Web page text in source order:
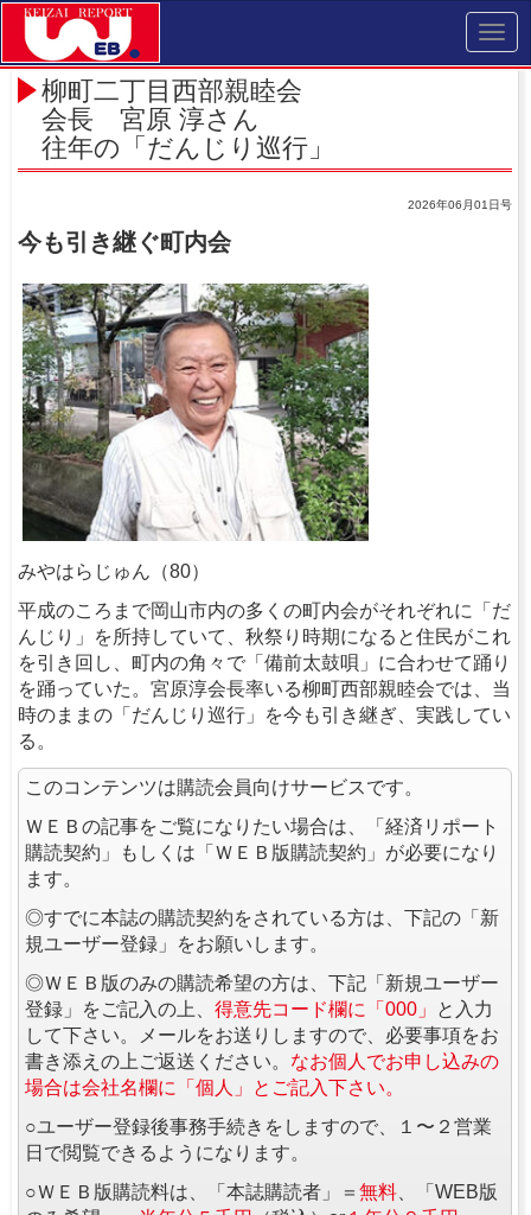
柳町二丁目西部親睦会
会長 宮原 淳さん
往年の「だんじり巡行」
2026年06月01日号
今も引き継ぐ町内会
みやはらじゅん（80）
平成のころまで岡山市内の多くの町内会がそれぞれに「だ
んじり」を所持していて、秋祭り時期になると住民がこれ
を引き回し、町内の角々で「備前太鼓唄」に合わせて踊り
を踊っていた。宮原淳会長率いる柳町西部親睦会では、当
時のままの「だんじり巡行」を今も引き継ぎ、実践してい
る。
このコンテンツは購読会員向けサービスです。
ＷＥＢの記事をご覧になりたい場合は、「経済リポート
購読契約」もしくは「ＷＥＢ版購読契約」が必要になり
ます。
◎すでに本誌の購読契約をされている方は、下記の「新
規ユーザー登録」をお願いします。
◎ＷＥＢ版のみの購読希望の方は、下記「新規ユーザー
登録」をご記入の上、 得意先コード欄に「000」
と入力
して下さい。メールをお送りしますので、必要事項をお
書き添えの上ご返送ください。 なお個人でお申し込みの
場合は会社名欄に「個人」とご記入下さい。
○ユーザー登録後事務手続きをしますので、１〜２営業
日で閲覧できるようになります。
○ＷＥＢ版購読料は、「本誌購読者」＝ 無料 、「WEB版